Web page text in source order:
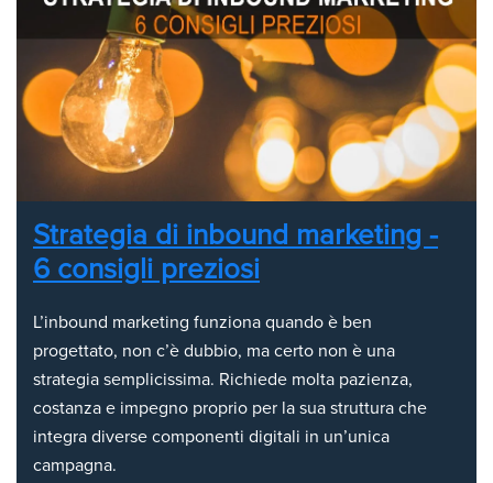
Strategia di inbound marketing -
6 consigli preziosi
L’inbound marketing funziona quando è ben
progettato, non c’è dubbio, ma certo non è una
strategia semplicissima. Richiede molta pazienza,
costanza e impegno proprio per la sua struttura che
integra diverse componenti digitali in un’unica
campagna.